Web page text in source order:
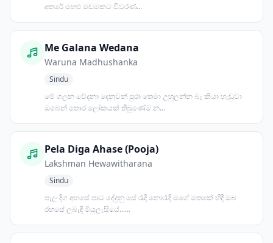
අතරේ මහළු මඩමකට විවරණ...
Me Galana Wedana
Waruna Madhushanka
Sindu
මේ ගලන වේදනා දෙනුවන් පුරා තෙමා උහුලන්න බෑ කියා හැඬුවා
ඔබෙන් තොර ලෝකයක් තිබුණේම න...
Pela Diga Ahase (Pooja)
Lakshman Hewawitharana
Sindu
පෑල දිග අහසේ පාට දේදුනු සේ රැදි නොරැදි මගේ මතකේ හිදී ඔබ
රහසේ ලබැඳී මියුලැසියේ......